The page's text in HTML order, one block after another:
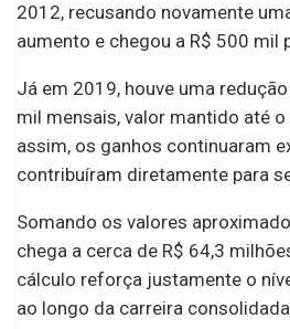
2012, recusando novamente
aumento e chegou a R$ 500 mil
Já em 2019, houve uma
mil mensais, valor mantido até
assim, os ganhos continuaram
contribuíram diretamente para
Somando os valores
chega a cerca de R$ 64,3
cálculo reforça justamente o
ao longo da carreira